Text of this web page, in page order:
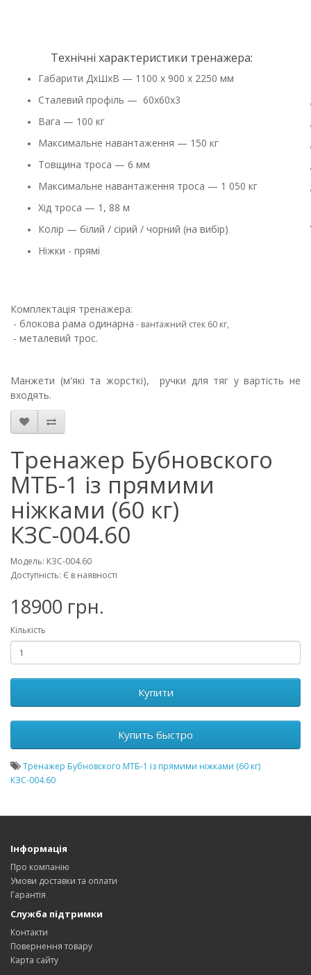
Технічні характеристики тренажера:
Габарити ДхШхВ — 1100 х 900 х 2250 мм
Сталевий профіль — 60х60х3
Вага — 100 кг
Максимальне навантаження — 150 кг
Товщина троса — 6 мм
Максимальне навантаження троса — 1 050 кг
Хід троса — 1, 88 м
Колір — білий / сірий / чорний (на вибір)
Ніжки - прямі
Комплектація тренажера:
- блокова рама одинарна - вантажний стек 60 кг,
- металевий трос.
Манжети (м'які та жорсткі), ручки для тяг у вартість не
входять.
Тренажер Бубновского
МТБ-1 із прямими
ніжками (60 кг)
КЗС-004.60
Модель: КЗС-004.60
Доступність: Є в наявності
18900 грн.
Кількість
Купити
Купить быстро
Тренажер Бубновского МТБ-1 із прямими ніжками (60 кг)
КЗС-004.60
Інформація
Про компанію
Умови доставки та оплати
Гарантія
Служба підтримки
Контакти
Повернення товару
Карта сайту